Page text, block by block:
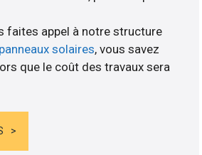
faites appel à notre structure
panneaux solaires, vous savez
que le coût des travaux sera